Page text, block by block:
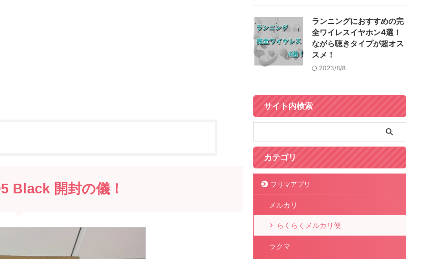
Black 開封の儀！
ランニングにおすすめの完
全ワイレスイヤホン4選！
ながら聴きタイプが超オス
スメ！
2023/8/8
サイト内検索
カテゴリ
フリマアプリ
メルカリ
らくらくメルカリ便
ラクマ